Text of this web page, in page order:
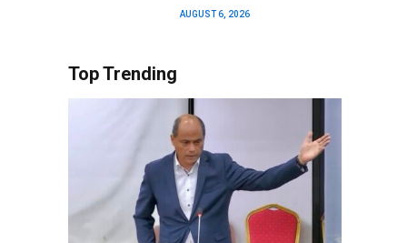
AUGUST 6, 2026
Top Trending